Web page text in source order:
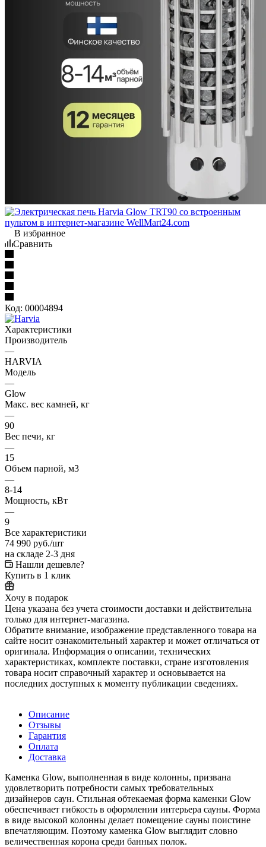
В избранное
Сравнить
Код: 00004894
Характеристики
Производитель
—
HARVIA
Модель
—
Glow
Макс. вес камней, кг
—
90
Вес печи, кг
—
15
Oбъем парной, м3
—
8-14
Мощность, кВт
—
9
Все характеристики
74 990 руб./шт
на складе 2-3 дня
Нашли дешевле?
Купить в 1 клик
Хочу в подарок
Цена указана без учета стоимости доставки и действительна
только для интернет-магазина.
Обратите внимание, изображение представленного товара на
сайте носит ознакомительный характер и может отличаться от
оригинала. Информация о описании, технических
характеристиках, комплекте поставки, стране изготовления
товара носит справочный характер и основывается на
последних доступных к моменту публикации сведениях.
Описание
Отзывы
Гарантия
Оплата
Доставка
Каменка Glow, выполненная в виде колонны, призвана
удовлетворить потребности самых требовательных
дизайнеров саун. Стильная обтекаемая форма каменки Glow
обеспечивает гибкость в оформлении интерьера сауны. Форма
в виде высокой колонны делает помещение сауны поистине
впечатляющим. Поэтому каменка Glow выглядит словно
величественная корона среди банных полок.